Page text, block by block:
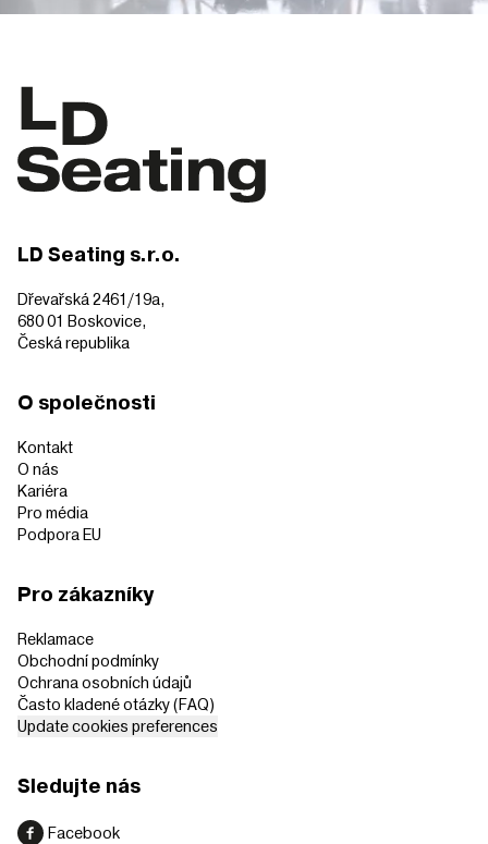
LD Seating s.r.o.
Dřevařská 2461/19a,
680 01 Boskovice,
Česká republika
O společnosti
Kontakt
O nás
Kariéra
Pro média
Podpora EU
Pro zákazníky
Reklamace
Obchodní podmínky
Ochrana osobních údajů
Často kladené otázky (FAQ)
Update cookies preferences
Sledujte nás
Facebook